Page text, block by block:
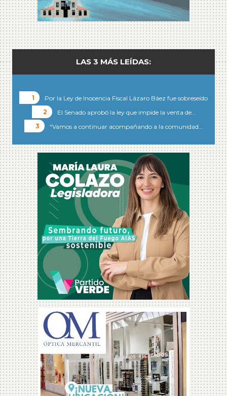
LAS 3 MÁS LEÍDAS:
Por la Ley de Inocencia Fiscal Lázaro Báez fue sobreseído
El Senado aprobó la ley que impide la venta de…
“Vamos a continuar acompañando a la comunidad…